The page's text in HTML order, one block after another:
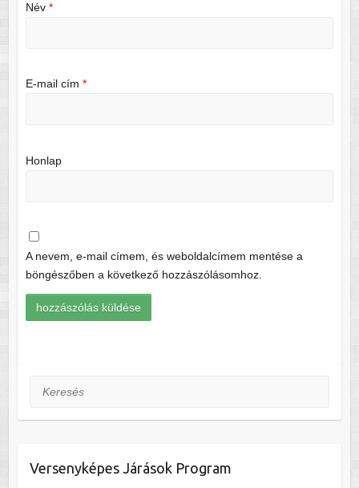
Név *
E-mail cím *
Honlap
A nevem, e-mail címem, és weboldalcímem mentése a
böngészőben a következő hozzászólásomhoz.
Keresés
Versenyképes Járások Program